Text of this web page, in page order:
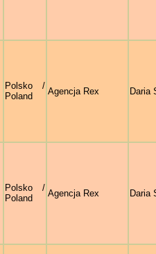
Polsko /
Poland
Agencja Rex Daria
Polsko /
Poland
Agencja Rex Daria